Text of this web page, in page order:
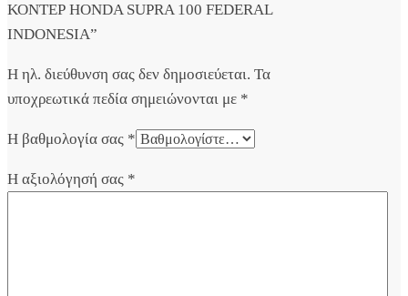
ΚΟΝΤΕΡ HONDA SUPRA 100 FEDERAL
INDONESIA”
Η ηλ. διεύθυνση σας δεν δημοσιεύεται. Τα
υποχρεωτικά πεδία σημειώνονται με *
Η βαθμολογία σας *
Η αξιολόγησή σας *